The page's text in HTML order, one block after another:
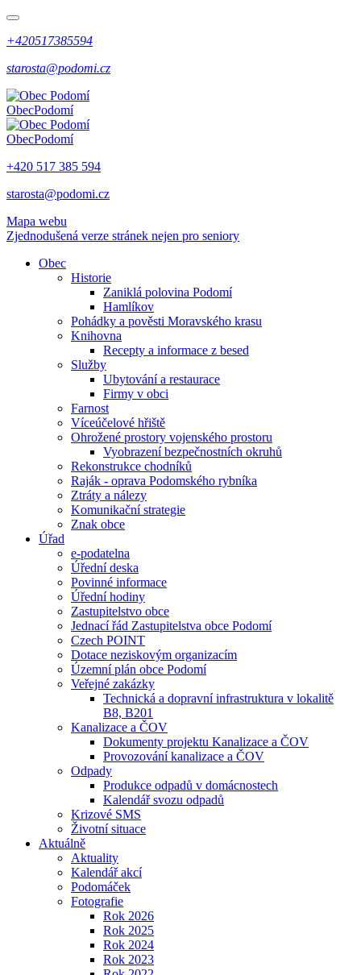
+420517385594
starosta@podomi.cz
ObecPodomí
ObecPodomí
+420 517 385 594
starosta@podomi.cz
Mapa webu
Zjednodušená verze stránek nejen pro seniory
Obec
Historie
Zaniklá polovina Podomí
Hamlíkov
Pohádky a pověsti Moravského krasu
Knihovna
Recepty a informace z besed
Služby
Ubytování a restaurace
Firmy v obci
Farnost
Víceúčelové hřiště
Ohrožené prostory vojenského prostoru
Vyobrazení bezpečnostních okruhů
Rekonstrukce chodníků
Raják - oprava Podomského rybníka
Ztráty a nálezy
Komunikační strategie
Znak obce
Úřad
e-podatelna
Úřední deska
Povinné informace
Úřední hodiny
Zastupitelstvo obce
Jednací řád Zastupitelstva obce Podomí
Czech POINT
Dotace neziskovým organizacím
Územní plán obce Podomí
Veřejné zakázky
Technická a dopravní infrastruktura v lokalitě
B8, B201
Kanalizace a ČOV
Dokumenty projektu Kanalizace a ČOV
Provozování kanalizace a ČOV
Odpady
Produkce odpadů v domácnostech
Kalendář svozu odpadů
Krizové SMS
Životní situace
Aktuálně
Aktuality
Kalendář akcí
Podomáček
Fotografie
Rok 2026
Rok 2025
Rok 2024
Rok 2023